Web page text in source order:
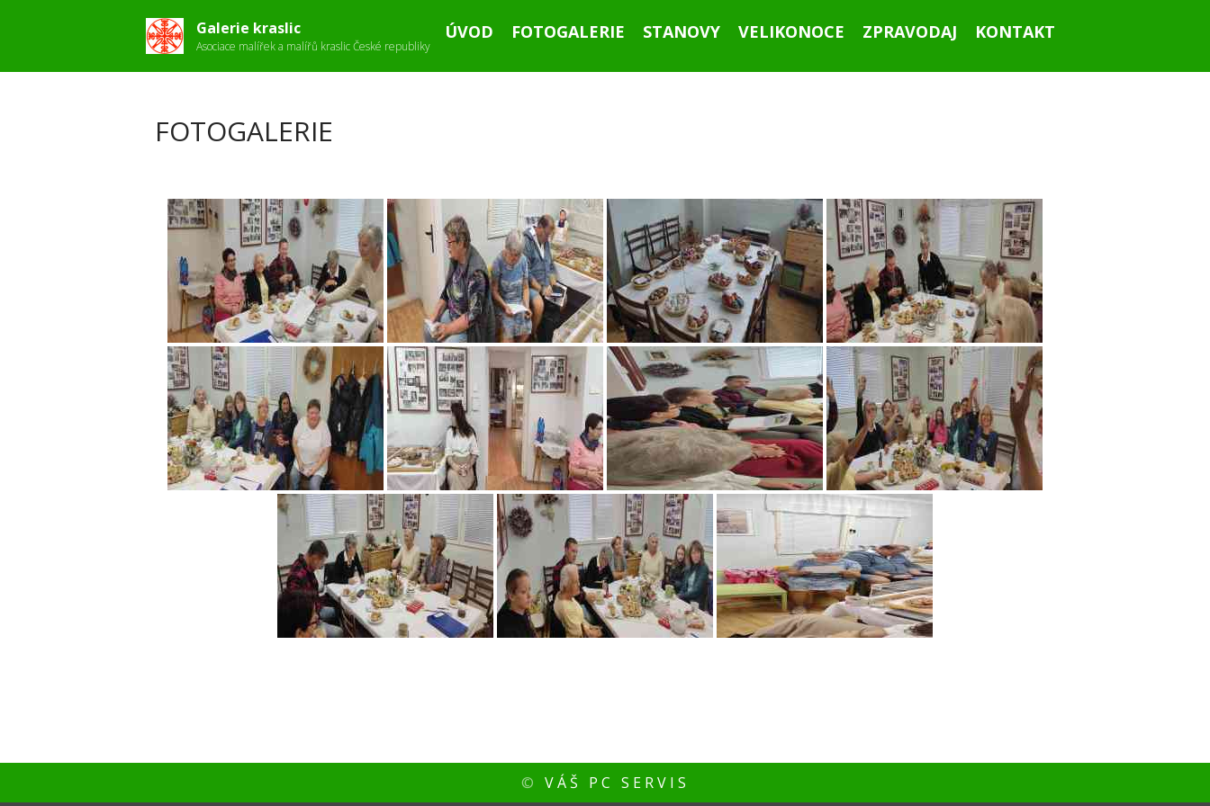
Září 2015
Nezařazené
Galerie kraslic
Asociace malířek a malířů kraslic České republiky
ÚVOD FOTOGALERIE STANOVY VELIKONOCE ZPRAVODAJ KONTAKT
FOTOGALERIE
© VÁŠ PC SERVIS